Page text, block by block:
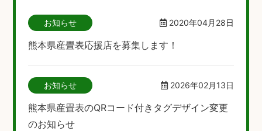
お知らせ 2020年04月28日
熊本県産畳表応援店を募集します！
お知らせ 2026年02月13日
熊本県産畳表のQRコード付きタグデザイン変更
のお知らせ